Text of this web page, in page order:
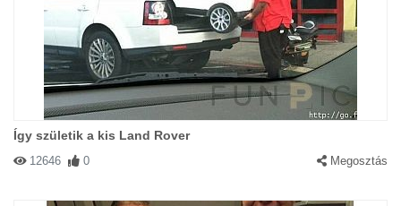
Így születik a kis Land Rover
12646 0 Megosztás